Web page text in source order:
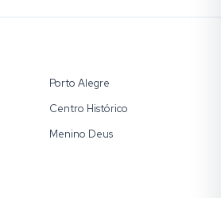
Porto Alegre
Centro Histórico
Menino Deus